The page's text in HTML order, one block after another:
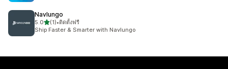
Navlungo
5.0เต็ม 5 ดาว
(1)
ทั้งหมด 1 รีวิว
•ติดตั้งฟรี
Ship Faster & Smarter with Navlungo